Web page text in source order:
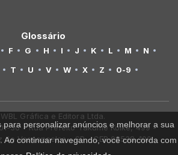
Glossário
F G H I J K L M
N
T U V W X Z 0-9
Gráfica e Editora Ltda.
36 - Rua Prefeito Takume Koike, 499 -
de Vasconcelos - SP - CEP 08538-100
para personalizar anúncios e melhorar a sua
Ao continuar navegando, você concorda com